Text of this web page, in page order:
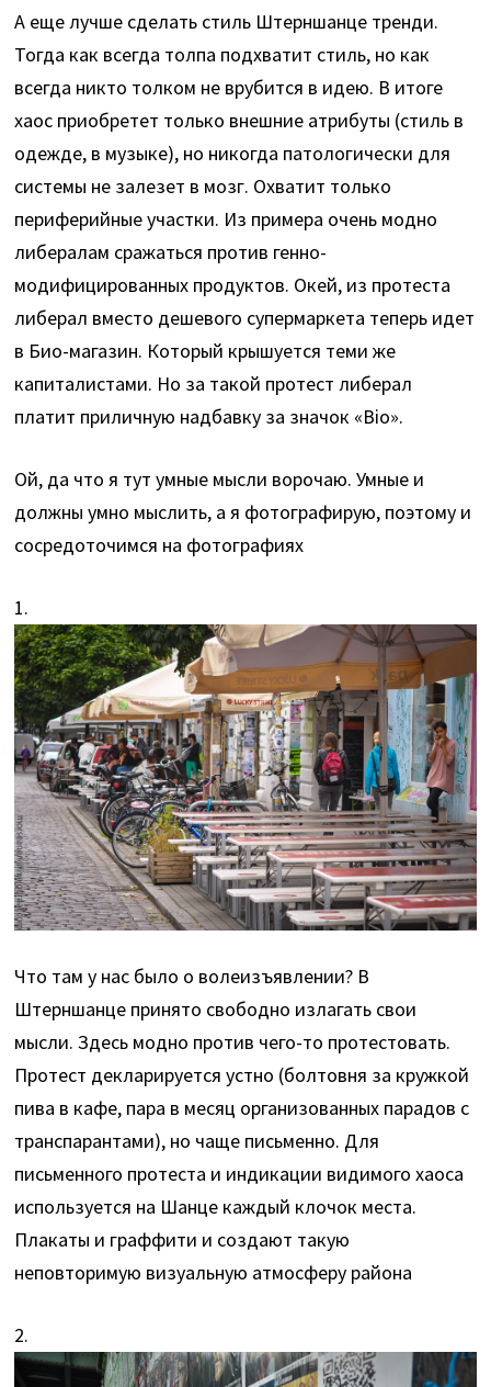
А еще лучше сделать стиль Штерншанце тренди.
Тогда как всегда толпа подхватит стиль, но как
всегда никто толком не врубится в идею. В итоге
хаос приобретет только внешние атрибуты (стиль в
одежде, в музыке), но никогда патологически для
системы не залезет в мозг. Охватит только
периферийные участки. Из примера очень модно
либералам сражаться против генно-
модифицированных продуктов. Окей, из протеста
либерал вместо дешевого супермаркета теперь идет
в Био-магазин. Который крышуется теми же
капиталистами. Но за такой протест либерал
платит приличную надбавку за значок «Bio».
Ой, да что я тут умные мысли ворочаю. Умные и
должны умно мыслить, а я фотографирую, поэтому и
сосредоточимся на фотографиях
1.
Что там у нас было о волеизъявлении? В
Штерншанце принято свободно излагать свои
мысли. Здесь модно против чего-то протестовать.
Протест декларируется устно (болтовня за кружкой
пива в кафе, пара в месяц организованных парадов с
транспарантами), но чаще письменно. Для
письменного протеста и индикации видимого хаоса
используется на Шанце каждый клочок места.
Плакаты и граффити и создают такую
неповторимую визуальную атмосферу района
2.